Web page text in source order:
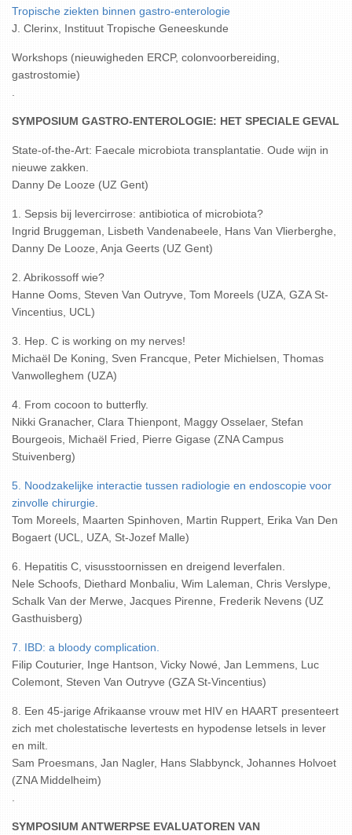
Tropische ziekten binnen gastro-enterologie
J. Clerinx, Instituut Tropische Geneeskunde
Workshops (nieuwigheden ERCP, colonvoorbereiding,
gastrostomie)
SYMPOSIUM GASTRO-ENTEROLOGIE: HET SPECIALE GEVAL
State-of-the-Art: Faecale microbiota transplantatie. Oude wijn in
nieuwe zakken.
Danny De Looze (UZ Gent)
1. Sepsis bij levercirrose: antibiotica of microbiota?
Ingrid Bruggeman, Lisbeth Vandenabeele, Hans Van Vlierberghe,
Danny De Looze, Anja Geerts (UZ Gent)
2. Abrikossoff wie?
Hanne Ooms, Steven Van Outryve, Tom Moreels (UZA, GZA St-
Vincentius, UCL)
3. Hep. C is working on my nerves!
Michaël De Koning, Sven Francque, Peter Michielsen, Thomas
Vanwolleghem (UZA)
4. From cocoon to butterfly.
Nikki Granacher, Clara Thienpont, Maggy Osselaer, Stefan
Bourgeois, Michaël Fried, Pierre Gigase (ZNA Campus
Stuivenberg)
5. Noodzakelijke interactie tussen radiologie en endoscopie voor
zinvolle chirurgie
Tom Moreels, Maarten Spinhoven, Martin Ruppert, Erika Van Den
Bogaert (UCL, UZA, St-Jozef Malle)
6. Hepatitis C, visusstoornissen en dreigend leverfalen.
Nele Schoofs, Diethard Monbaliu, Wim Laleman, Chris Verslype,
Schalk Van der Merwe, Jacques Pirenne, Frederik Nevens (UZ
Gasthuisberg)
7. IBD: a bloody complication.
Filip Couturier, Inge Hantson, Vicky Nowé, Jan Lemmens, Luc
Colemont, Steven Van Outryve (GZA St-Vincentius)
8. Een 45-jarige Afrikaanse vrouw met HIV en HAART presenteert
zich met cholestatische levertests en hypodense letsels in lever
en milt.
Sam Proesmans, Jan Nagler, Hans Slabbynck, Johannes Holvoet
(ZNA Middelheim)
SYMPOSIUM ANTWERPSE EVALUATOREN VAN